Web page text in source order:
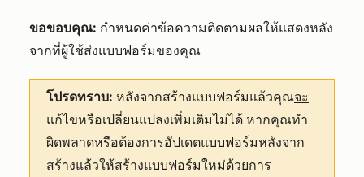
ขอขอบคุณ: กำหนดค่าข้อความติดตามผลให้แสดงหลัง
จากที่ผู้ใช้ส่งแบบฟอร์มของคุณ
โปรดทราบ: หลังจากสร้างแบบฟอร์มแล้วคุณจะ
แก้ไขหรือเปลี่ยนแปลงเพิ่มเติมไม่ได้ หากคุณทำ
ผิดพลาดหรือต้องการอัปเดตแบบฟอร์มหลังจาก
สร้างแล้วให้สร้างแบบฟอร์มใหม่ด้วยการ